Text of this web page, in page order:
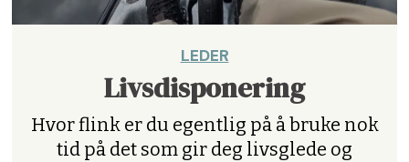
LEDER
Livsdisponering
Hvor flink er du egentlig på å bruke nok
tid på det som gir deg livsglede og